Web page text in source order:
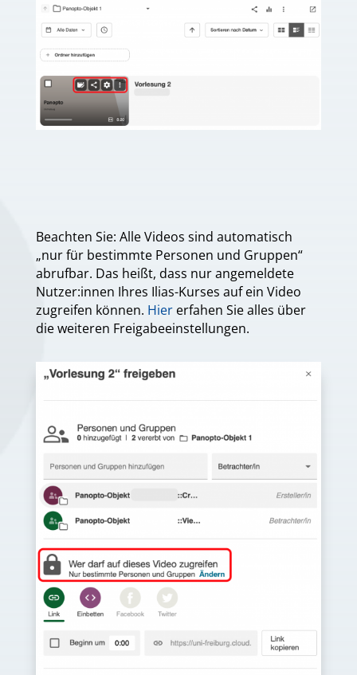
Beachten Sie: Alle Videos sind automatisch
„nur für bestimmte Personen und Gruppen“
abrufbar. Das heißt, dass nur angemeldete
Nutzer:innen Ihres Ilias-Kurses auf ein Video
zugreifen können. Hiererfahen Sie alles über
die weiteren Freigabeeinstellungen.